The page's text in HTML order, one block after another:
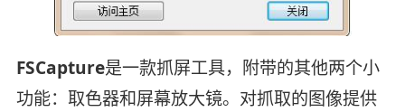
FSCapture是一款抓屏工具，附带的其他两个小
功能：取色器和屏幕放大镜。对抓取的图像提供